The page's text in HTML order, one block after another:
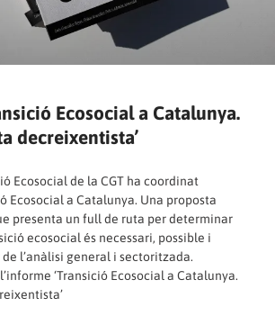
Ecosocial a Catalunya.
decreixentista’
Ecosocial de la CGT ha coordinat
Ecosocial a Catalunya. Una proposta
presenta un full de ruta per determinar
ecosocial és necessari, possible i
l’anàlisi general i sectoritzada.
‘Transició Ecosocial a Catalunya.